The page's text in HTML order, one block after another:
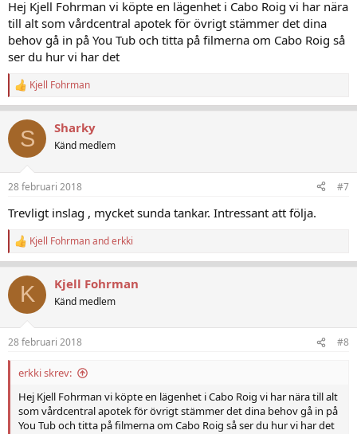
Hej Kjell Fohrman vi köpte en lägenhet i Cabo Roig vi har nära
till alt som vårdcentral apotek för övrigt stämmer det dina
behov gå in på You Tub och titta på filmerna om Cabo Roig så
ser du hur vi har det
R
e
c
i
s
Kjell Fohrman
S Sharky
Känd medlem
28 februari 2018 #7
Trevligt inslag , mycket sunda tankar. Intressant att följa.
R
e
a
c
i
s
Kjell Fohrmananderkki
K Kjell Fohrman
Känd medlem
28 februari 2018 #8
erkki skrev:
Hej Kjell Fohrman vi köpte en lägenhet i Cabo Roig vi har nära till alt
som vårdcentral apotek för övrigt stämmer det dina behov gå in på
You Tub och titta på filmerna om Cabo Roig så ser du hur vi har det